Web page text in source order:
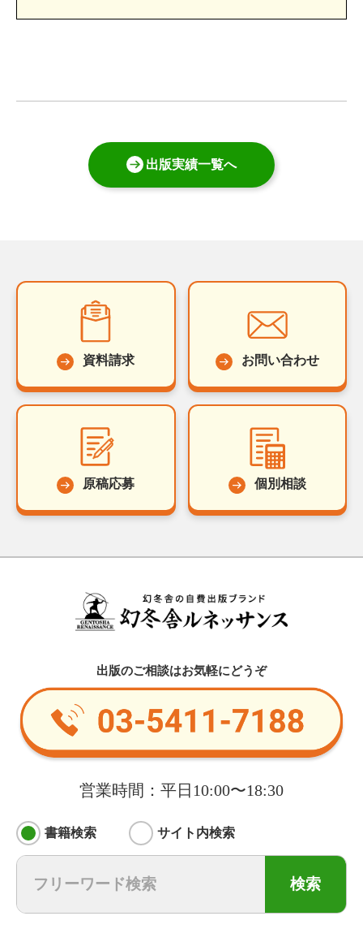
出版実績一覧へ
資料請求 お問い合わせ
原稿応募 個別相談
出版のご相談はお気軽にどうぞ
営業時間：平日10:00〜18:30
書籍検索 サイト内検索
検索